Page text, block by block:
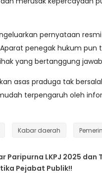
pernyataan
penegak hukum pun
yang bertanggung
asas praduga tak
terpengaruh oleh
Kabar daerah
Paripurna LKPJ 2025 dan
Pejabat Publik!!